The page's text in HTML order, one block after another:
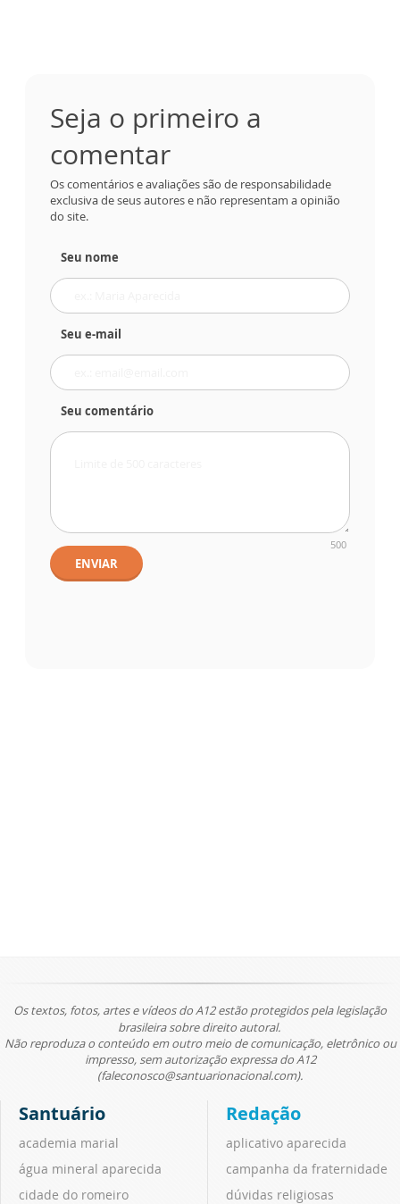
Seja o primeiro a
comentar
Os comentários e avaliações são de responsabilidade
exclusiva de seus autores e não representam a opinião
do site.
Seu nome
Seu e-mail
Seu comentário
500
ENVIAR
Os textos, fotos, artes e vídeos do A12 estão protegidos pela legislação
brasileira sobre direito autoral.
Não reproduza o conteúdo em outro meio de comunicação, eletrônico ou
impresso, sem autorização expressa do A12
(faleconosco@santuarionacional.com).
Santuário
academia marial
água mineral aparecida
cidade do romeiro
Redação
aplicativo aparecida
campanha da fraternidade
dúvidas religiosas